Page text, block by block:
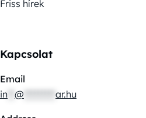
Friss hírek
Kapcsolat
Email
in @ ar.hu